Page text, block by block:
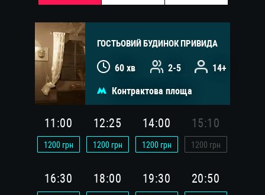
ГОСТЬОВИЙ БУДИНОК ПРИВИДА
60 хв 2-5 14+
Контрактова площа
11:00
1200грн
12:25
1200грн
14:00
1200грн
15:10
1200 грн
16:30 18:00 19:30 20:50